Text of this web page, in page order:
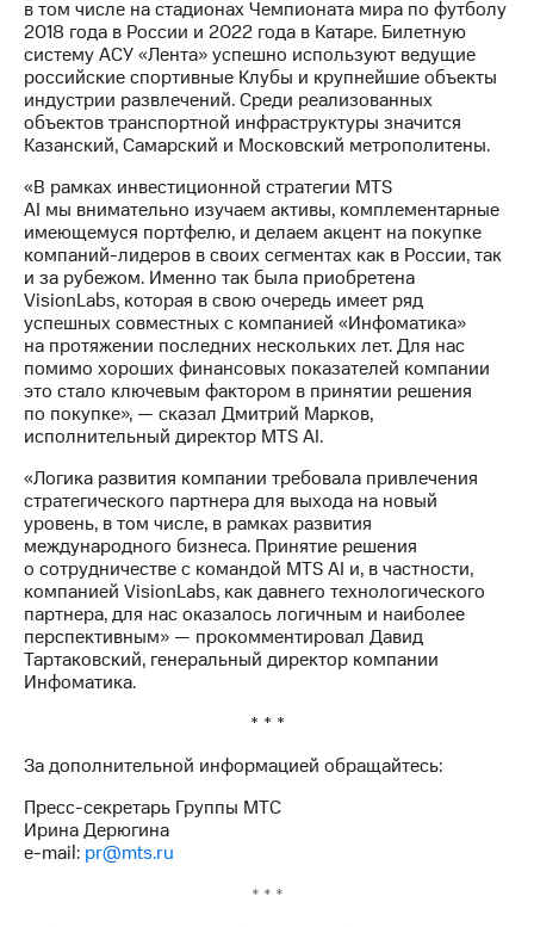
Рынок
акций
Описание
Программа
приобретения
Порядок
акций
Дивиденды
Рынок
облигаций
Описание
Еврооблигации-2023
Уведомление
о
погашении
именных
облигаций
Регистратор
Реквизиты
Контакты
развитие
деловая этика
На главную
в том числе на стадионах Чемпионата мира по футболу
2018 года в России и 2022 года в Катаре. Билетную
систему АСУ «Лента» успешно используют ведущие
российские спортивные Клубы и крупнейшие объекты
индустрии развлечений. Среди реализованных
объектов транспортной инфраструктуры значится
Казанский, Самарский и Московский метрополитены.
«В рамках инвестиционной стратегии MTS
AI мы внимательно изучаем активы, комплементарные
имеющемуся портфелю, и делаем акцент на покупке
компаний-лидеров в своих сегментах как в России, так
и за рубежом. Именно так была приобретена
VisionLabs, которая в свою очередь имеет ряд
успешных совместных с компанией «Инфоматика»
на протяжении последних нескольких лет. Для нас
помимо хороших финансовых показателей компании
это стало ключевым фактором в принятии решения
по покупке», — сказал Дмитрий Марков,
исполнительный директор MTS AI.
«Логика развития компании требовала привлечения
стратегического партнера для выхода на новый
уровень, в том числе, в рамках развития
международного бизнеса. Принятие решения
о сотрудничестве с командой MTS AI и, в частности,
компанией VisionLabs, как давнего технологического
партнера, для нас оказалось логичным и наиболее
перспективным» — прокомментировал Давид
Тартаковский, генеральный директор компании
Инфоматика.
* * *
За дополнительной информацией обращайтесь:
Пресс-секретарь Группы МТС
Ирина Дерюгина
e-mail: pr@mts.ru
* * *